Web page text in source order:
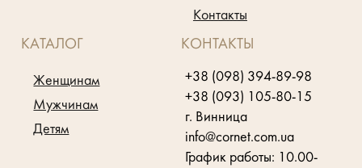
Контакты
КАТАЛОГ
Женщинам
Мужчинам
Детям
КОНТАКТЫ
+38 (098) 394-89-98
+38 (093) 105-80-15
г. Винница
info@cornet.com.ua
График работы: 10.00-